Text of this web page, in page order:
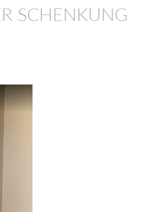
SCHENKUNG